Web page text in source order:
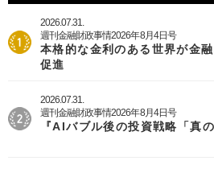
2026.07.31.
週刊金融財政事情2026年8月4日号
本格的な金利のある世界が金
促進
2026.07.31.
週刊金融財政事情2026年8月4日号
『AIバブル後の投資戦略「真